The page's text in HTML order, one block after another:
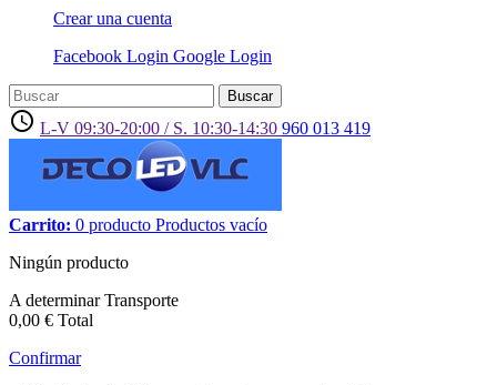
Crear una cuenta
Facebook Login Google Login
Buscar
access_time L-V 09:30-20:00 / S. 10:30-14:30 960 013 419
Carrito: 0 producto Productos vacío
Ningún producto
A determinarTransporte
0,00 € Total
Confirmar